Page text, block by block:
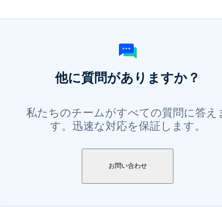
他に質問がありますか？
私たちのチームがすべての質問に答え
す。迅速な対応を保証します。
お問い合わせ